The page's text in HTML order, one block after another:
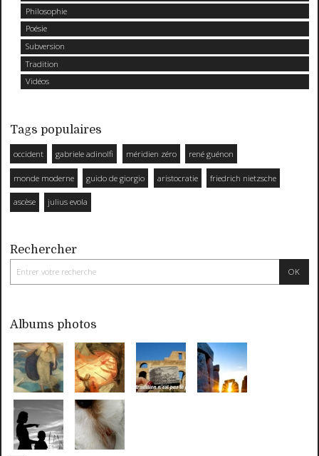
Philosophie
Poésie
Subversion
Tradition
Vidéos
Tags populaires
occident gabriele adinolfi méridien zéro rené guénon
monde moderne guido de giorgio aristocratie friedrich nietzsche
ascèse julius evola
Rechercher
Albums photos